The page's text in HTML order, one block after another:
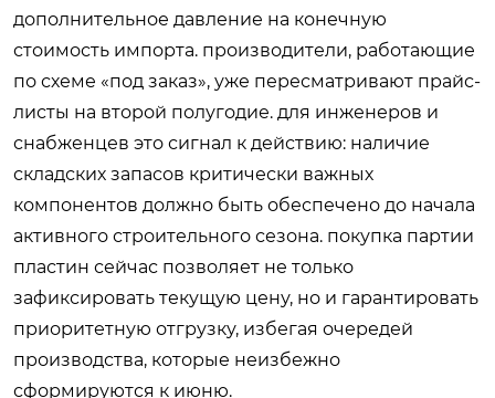
дополнительное давление на конечную
стоимость импорта. производители, работающие
по схеме «под заказ», уже пересматривают прайс-
листы на второй полугодие. для инженеров и
снабженцев это сигнал к действию: наличие
складских запасов критически важных
компонентов должно быть обеспечено до начала
активного строительного сезона. покупка партии
пластин сейчас позволяет не только
зафиксировать текущую цену, но и гарантировать
приоритетную отгрузку, избегая очередей
производства, которые неизбежно
сформируются к июню.